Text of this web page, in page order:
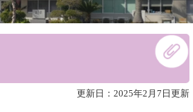
更新日：2025年2月7日更新